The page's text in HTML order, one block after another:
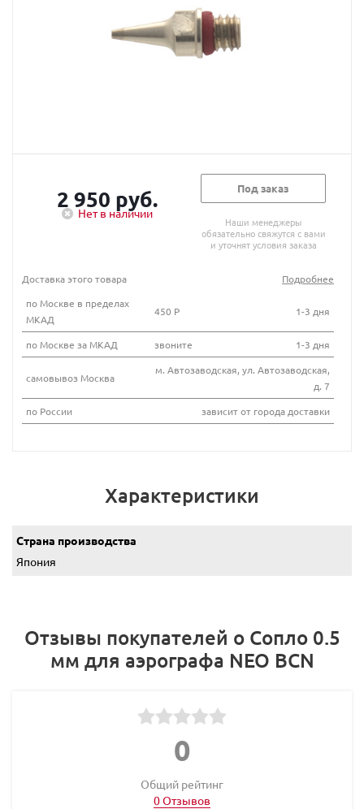
2 950 руб.
Нет в наличии
Под заказ
Наши менеджеры
обязательно свяжутся с вами
и уточнят условия заказа
Доставка этого товара
Подробнее
по Москве в пределах
МКАД
450 Р 1-3 дня
по Москве за МКАД звоните 1-3 дня
самовывоз Москва
м. Автозаводская, ул. Автозаводская,
д. 7
по России
зависит от города доставки
Характеристики
Страна производства
Япония
Отзывы покупателей о Сопло 0.5
мм для аэрографа NEO BCN
0
Общий рейтинг
0 Отзывов